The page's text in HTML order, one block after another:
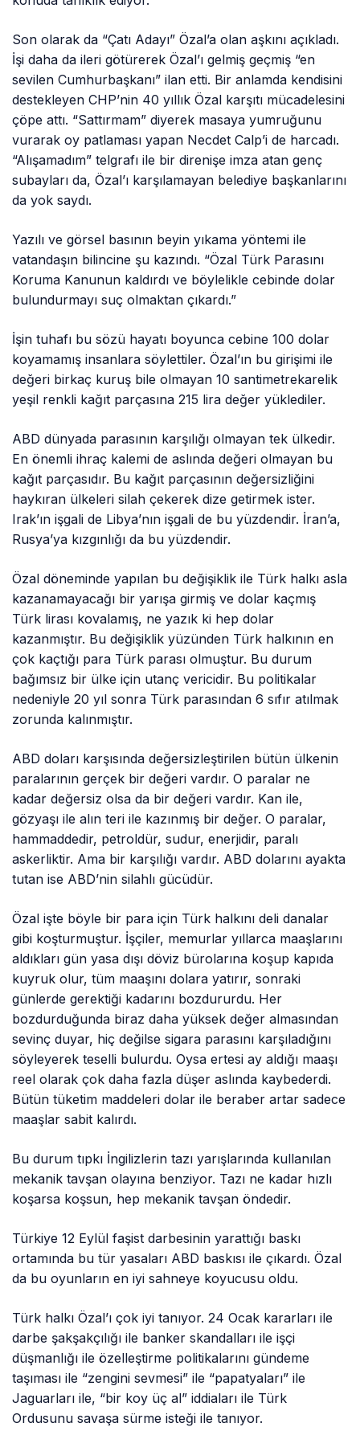
Son olarak da “Çatı Adayı” Özal’a olan aşkını açıkladı.
İşi daha da ileri götürerek Özal’ı gelmiş geçmiş “en
sevilen Cumhurbaşkanı” ilan etti. Bir anlamda kendisini
destekleyen CHP’nin 40 yıllık Özal karşıtı mücadelesini
çöpe attı. “Sattırmam” diyerek masaya yumruğunu
vurarak oy patlaması yapan Necdet Calp’i de harcadı.
“Alışamadım” telgrafı ile bir direnişe imza atan genç
subayları da, Özal’ı karşılamayan belediye başkanlarını
da yok saydı.
Yazılı ve görsel basının beyin yıkama yöntemi ile
vatandaşın bilincine şu kazındı. “Özal Türk Parasını
Koruma Kanunun kaldırdı ve böylelikle cebinde dolar
bulundurmayı suç olmaktan çıkardı.”
İşin tuhafı bu sözü hayatı boyunca cebine 100 dolar
koyamamış insanlara söylettiler. Özal’ın bu girişimi ile
değeri birkaç kuruş bile olmayan 10 santimetrekarelik
yeşil renkli kağıt parçasına 215 lira değer yüklediler.
ABD dünyada parasının karşılığı olmayan tek ülkedir.
En önemli ihraç kalemi de aslında değeri olmayan bu
kağıt parçasıdır. Bu kağıt parçasının değersizliğini
haykıran ülkeleri silah çekerek dize getirmek ister.
Irak’ın işgali de Libya’nın işgali de bu yüzdendir. İran’a,
Rusya’ya kızgınlığı da bu yüzdendir.
Özal döneminde yapılan bu değişiklik ile Türk halkı asla
kazanamayacağı bir yarışa girmiş ve dolar kaçmış
Türk lirası kovalamış, ne yazık ki hep dolar
kazanmıştır. Bu değişiklik yüzünden Türk halkının en
çok kaçtığı para Türk parası olmuştur. Bu durum
bağımsız bir ülke için utanç vericidir. Bu politikalar
nedeniyle 20 yıl sonra Türk parasından 6 sıfır atılmak
zorunda kalınmıştır.
ABD doları karşısında değersizleştirilen bütün ülkenin
paralarının gerçek bir değeri vardır. O paralar ne
kadar değersiz olsa da bir değeri vardır. Kan ile,
gözyaşı ile alın teri ile kazınmış bir değer. O paralar,
hammaddedir, petroldür, sudur, enerjidir, paralı
askerliktir. Ama bir karşılığı vardır. ABD dolarını ayakta
tutan ise ABD’nin silahlı gücüdür.
Özal işte böyle bir para için Türk halkını deli danalar
gibi koşturmuştur. İşçiler, memurlar yıllarca maaşlarını
aldıkları gün yasa dışı döviz bürolarına koşup kapıda
kuyruk olur, tüm maaşını dolara yatırır, sonraki
günlerde gerektiği kadarını bozdururdu. Her
bozdurduğunda biraz daha yüksek değer almasından
sevinç duyar, hiç değilse sigara parasını karşıladığını
söyleyerek teselli bulurdu. Oysa ertesi ay aldığı maaşı
reel olarak çok daha fazla düşer aslında kaybederdi.
Bütün tüketim maddeleri dolar ile beraber artar sadece
maaşlar sabit kalırdı.
Bu durum tıpkı İngilizlerin tazı yarışlarında kullanılan
mekanik tavşan olayına benziyor. Tazı ne kadar hızlı
koşarsa koşsun, hep mekanik tavşan öndedir.
Türkiye 12 Eylül faşist darbesinin yarattığı baskı
ortamında bu tür yasaları ABD baskısı ile çıkardı. Özal
da bu oyunların en iyi sahneye koyucusu oldu.
Türk halkı Özal’ı çok iyi tanıyor. 24 Ocak kararları ile
darbe şakşakçılığı ile banker skandalları ile işçi
düşmanlığı ile özelleştirme politikalarını gündeme
taşıması ile “zengini sevmesi” ile “papatyaları” ile
Jaguarları ile, “bir koy üç al” iddiaları ile Türk
Ordusunu savaşa sürme isteği ile tanıyor.